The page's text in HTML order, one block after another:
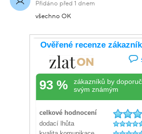
Přidáno před 1 dnem
všechno OK